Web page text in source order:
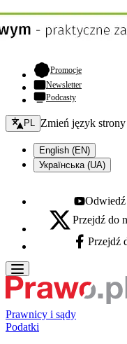
Promocje- otwiera się
Newsletter
Podcasty
Zmień język - bieżący:
PL Zmień język strony
English (EN)
Українська (UA)
Youtube -
Odwiedź
X - otwiera się w
Przejdź do
Facebook -
Przejdź
Prawnicy i sądy
Podatki